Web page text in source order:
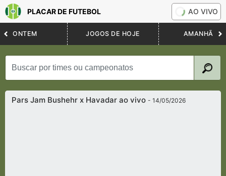
PLACAR DE FUTEBOL AO VIVO
ONTEM JOGOS DE HOJE AMANHÃ
Pars Jam Bushehr x Havadar ao vivo- 14/05/2026